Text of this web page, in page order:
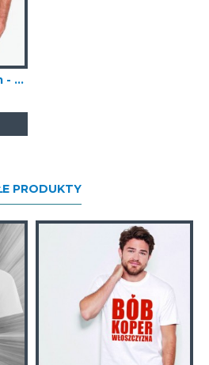
Koszulka z nadrukiem - No girlfriend no problem
PRODUKTY